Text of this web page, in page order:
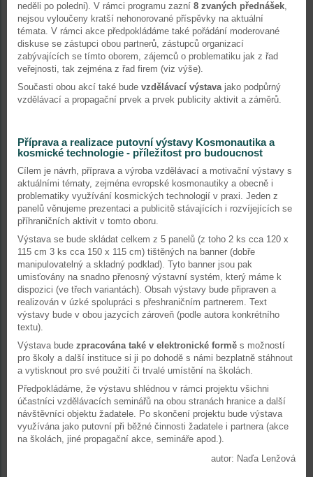
neděli po poledni). V rámci programu zazní 8 zvaných přednášek,
nejsou vyloučeny kratší nehonorované příspěvky na aktuální
témata. V rámci akce předpokládáme také pořádání moderované
diskuse se zástupci obou partnerů, zástupců organizací
zabývajících se tímto oborem, zájemců o problematiku jak z řad
veřejnosti, tak zejména z řad firem (viz výše).
Současti obou akcí také bude vzdělávací výstavajako podpůrný
vzdělávací a propagační prvek a prvek publicity aktivit a záměrů.
Příprava a realizace putovní výstavy Kosmonautika a
kosmické technologie - příležitost pro budoucnost
Cílem je návrh, příprava a výroba vzdělávací a motivační výstavy s
aktuálními tématy, zejména evropské kosmonautiky a obecně i
problematiky využívání kosmických technologií v praxi. Jeden z
panelů věnujeme prezentaci a publicitě stávajících i rozvíjejících se
příhraničních aktivit v tomto oboru.
Výstava se bude skládat celkem z 5 panelů (z toho 2 ks cca 120 x
115 cm 3 ks cca 150 x 115 cm) tištěných na banner (dobře
manipulovatelný a skladný podklad). Tyto banner jsou pak
umisťovány na snadno přenosný výstavní systém, který máme k
dispozici (ve třech variantách). Obsah výstavy bude připraven a
realizován v úzké spolupráci s přeshraničním partnerem. Text
výstavy bude v obou jazycích zároveň (podle autora konkrétního
textu).
Výstava bude zpracována také v elektronické formě s možností
pro školy a další instituce si ji po dohodě s námi bezplatně stáhnout
a vytisknout pro své použití či trvalé umístění na školách.
Předpokládáme, že výstavu shlédnou v rámci projektu všichni
účastníci vzdělávacích seminářů na obou stranách hranice a další
návštěvníci objektu žadatele. Po skončení projektu bude výstava
využívána jako putovní při běžné činnosti žadatele i partnera (akce
na školách, jiné propagační akce, semináře apod.).
autor: Naďa Lenžová